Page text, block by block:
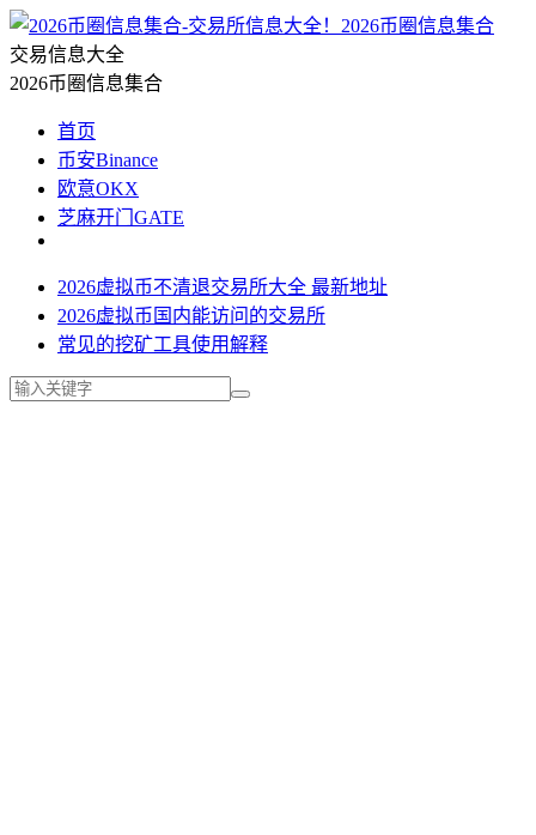
2026币圈信息集合
交易信息大全
2026币圈信息集合
首页
币安Binance
欧意OKX
芝麻开门GATE
2026虚拟币不清退交易所大全 最新地址
2026虚拟币国内能访问的交易所
常见的挖矿工具使用解释